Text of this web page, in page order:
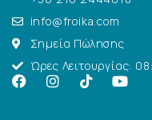
info@froika.com
Σημεία Πώλησης
Ώρες Λειτουργίας: